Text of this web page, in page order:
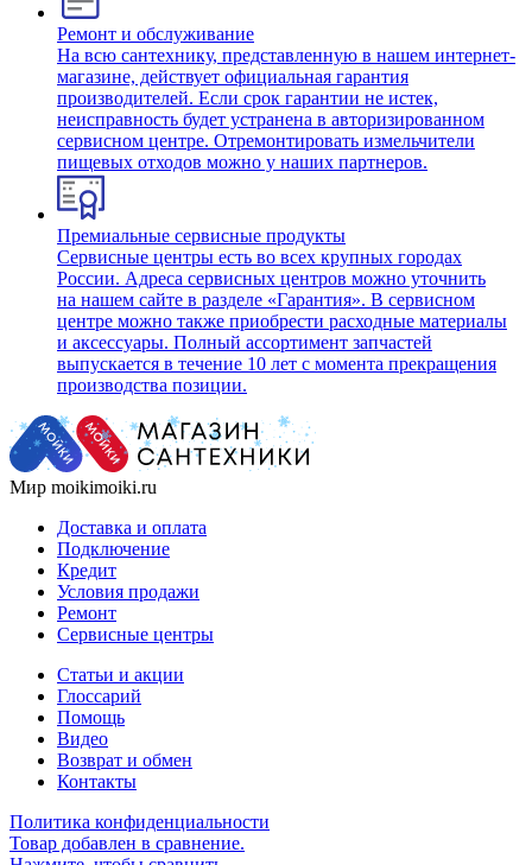
Ремонт и обслуживание
На всю сантехнику, представленную в нашем интернет-
магазине, действует официальная гарантия
производителей. Если срок гарантии не истек,
неисправность будет устранена в авторизированном
сервисном центре. Отремонтировать измельчители
пищевых отходов можно у наших партнеров.
Премиальные сервисные продукты
Сервисные центры есть во всех крупных городах
России. Адреса сервисных центров можно уточнить
на нашем сайте в разделе «Гарантия». В сервисном
центре можно также приобрести расходные материалы
и аксессуары. Полный ассортимент запчастей
выпускается в течение 10 лет с момента прекращения
производства позиции.
Мир moikimoiki.ru
Доставка и оплата
Подключение
Кредит
Условия продажи
Ремонт
Сервисные центры
Статьи и акции
Глоссарий
Помощь
Видео
Возврат и обмен
Контакты
Политика конфиденциальности
Товар добавлен в сравнение.